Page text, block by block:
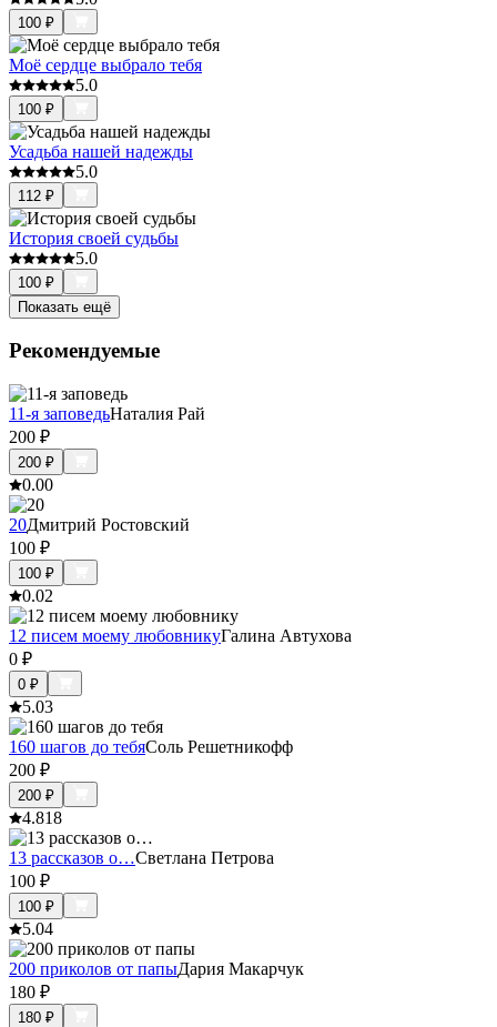
100 ₽
Моё сердце выбрало тебя
5.0
100 ₽
Усадьба нашей надежды
5.0
112 ₽
История своей судьбы
5.0
100 ₽
Показать ещё
Рекомендуемые
11-я заповедьНаталия Рай
200 ₽
200 ₽
0.00
20Дмитрий Ростовский
100 ₽
100 ₽
0.02
12 писем моему любовникуГалина Автухова
0 ₽
0 ₽
5.03
160 шагов до тебяСоль Решетникофф
200 ₽
200 ₽
4.818
13 рассказов о…Светлана Петрова
100 ₽
100 ₽
5.04
200 приколов от папыДария Макарчук
180 ₽
180 ₽